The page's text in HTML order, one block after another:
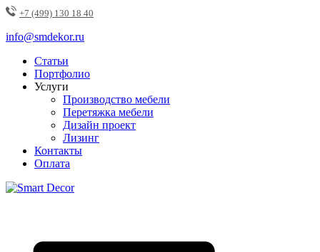
+7 (499) 130 18 40
info@smdekor.ru
Статьи
Портфолио
Услуги
Производство мебели
Перетяжка мебели
Дизайн проект
Лизинг
Контакты
Оплата